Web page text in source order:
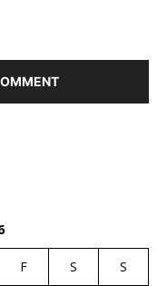
F S S